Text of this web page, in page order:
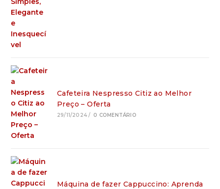
Cafeteira Nespresso Citiz ao Melhor
Preço – Oferta
29/11/2024 / 0 COMENTÁRIO
Máquina de fazer Cappuccino: Aprenda